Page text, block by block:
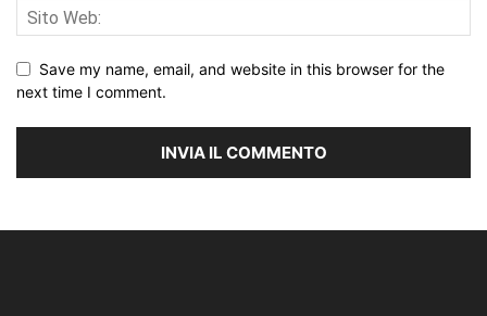
Save my name, email, and website in this browser for the
next time I comment.